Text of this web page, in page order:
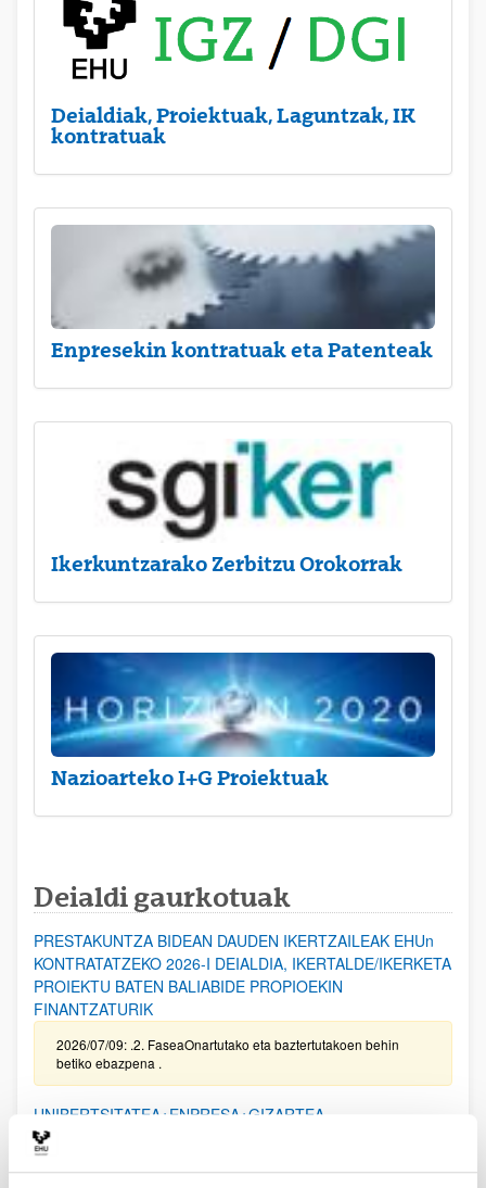
Deialdiak, Proiektuak, Laguntzak, IK
kontratuak
Enpresekin kontratuak eta Patenteak
Ikerkuntzarako Zerbitzu Orokorrak
Nazioarteko I+G Proiektuak
Deialdi gaurkotuak
PRESTAKUNTZA BIDEAN DAUDEN IKERTZAILEAK EHUn
KONTRATATZEKO 2026-I DEIALDIA, IKERTALDE/IKERKETA
PROIEKTU BATEN BALIABIDE PROPIOEKIN
FINANTZATURIK
2026/07/09: .2. FaseaOnartutako eta baztertutakoen behin
betiko ebazpena .
UNIBERTSITATEA+ENPRESA+GIZARTEA
HARREMANAREN INPAKTUA EX POST EBALUATZEKO
PROIEKTUEN DEIALDIA